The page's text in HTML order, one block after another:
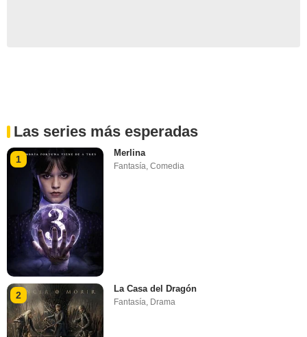
Las series más esperadas
1
Merlina
Fantasía,Comedia
2
La Casa del Dragón
Fantasía, Drama